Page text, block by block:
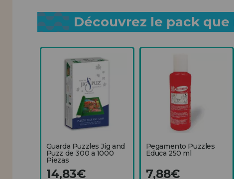
Découvrez le pack
Guarda Puzzles Jig and
Puzz de 300 a 1000
Piezas
14,83€
Pegamento Puzzles
Educa 250 ml
7,88€